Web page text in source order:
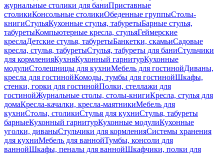
журнальные столики для баниПриставные
столикиКонсольные столикиОбеденные группыСтолы-
книгиСтульяКухонные стулья, табуретыБарные стулья,
табуретыКомпьютерные кресла, стульяГеймерские
креслаДетские стулья, табуретыБанкетки, скамьиСадовые
кресла, стулья, табуретыСтулья, табуреты для баниСтульчики
для кормленияКухняКухонный гарнитурКухонные
модулиСтолешницы для кухниМебель для гостинойДиваны,
кресла для гостинойКомоды, тумбы для гостинойШкафы,
стенки, горки для гостинойПолки, стеллажи для
гостинойЖурнальные столы, столы-книгиКресла, стулья для
домаКресла-качалки, кресла-маятникиМебель для
кухниСтолы, столикиСтулья для кухниСтулья, табуреты
барныеКухонный гарнитурКухонные модулиКухонные
уголки, диваныСтульчики для кормленияСистемы хранения
для кухниМебель для ваннойТумбы, консоли для
ваннойШкафы, пеналы для ваннойШкафчики, полки для